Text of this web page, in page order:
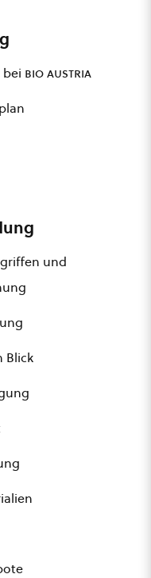
bio austria
und
Blick